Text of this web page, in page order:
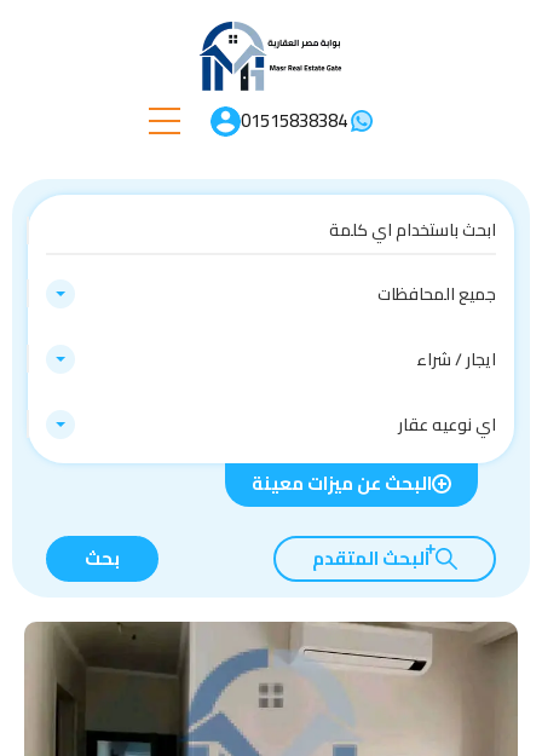
01515838384
جميع المحافظات
ايجار / شراء
اي نوعيه عقار
البحث عن ميزات معينة
البحث المتقدم بحث